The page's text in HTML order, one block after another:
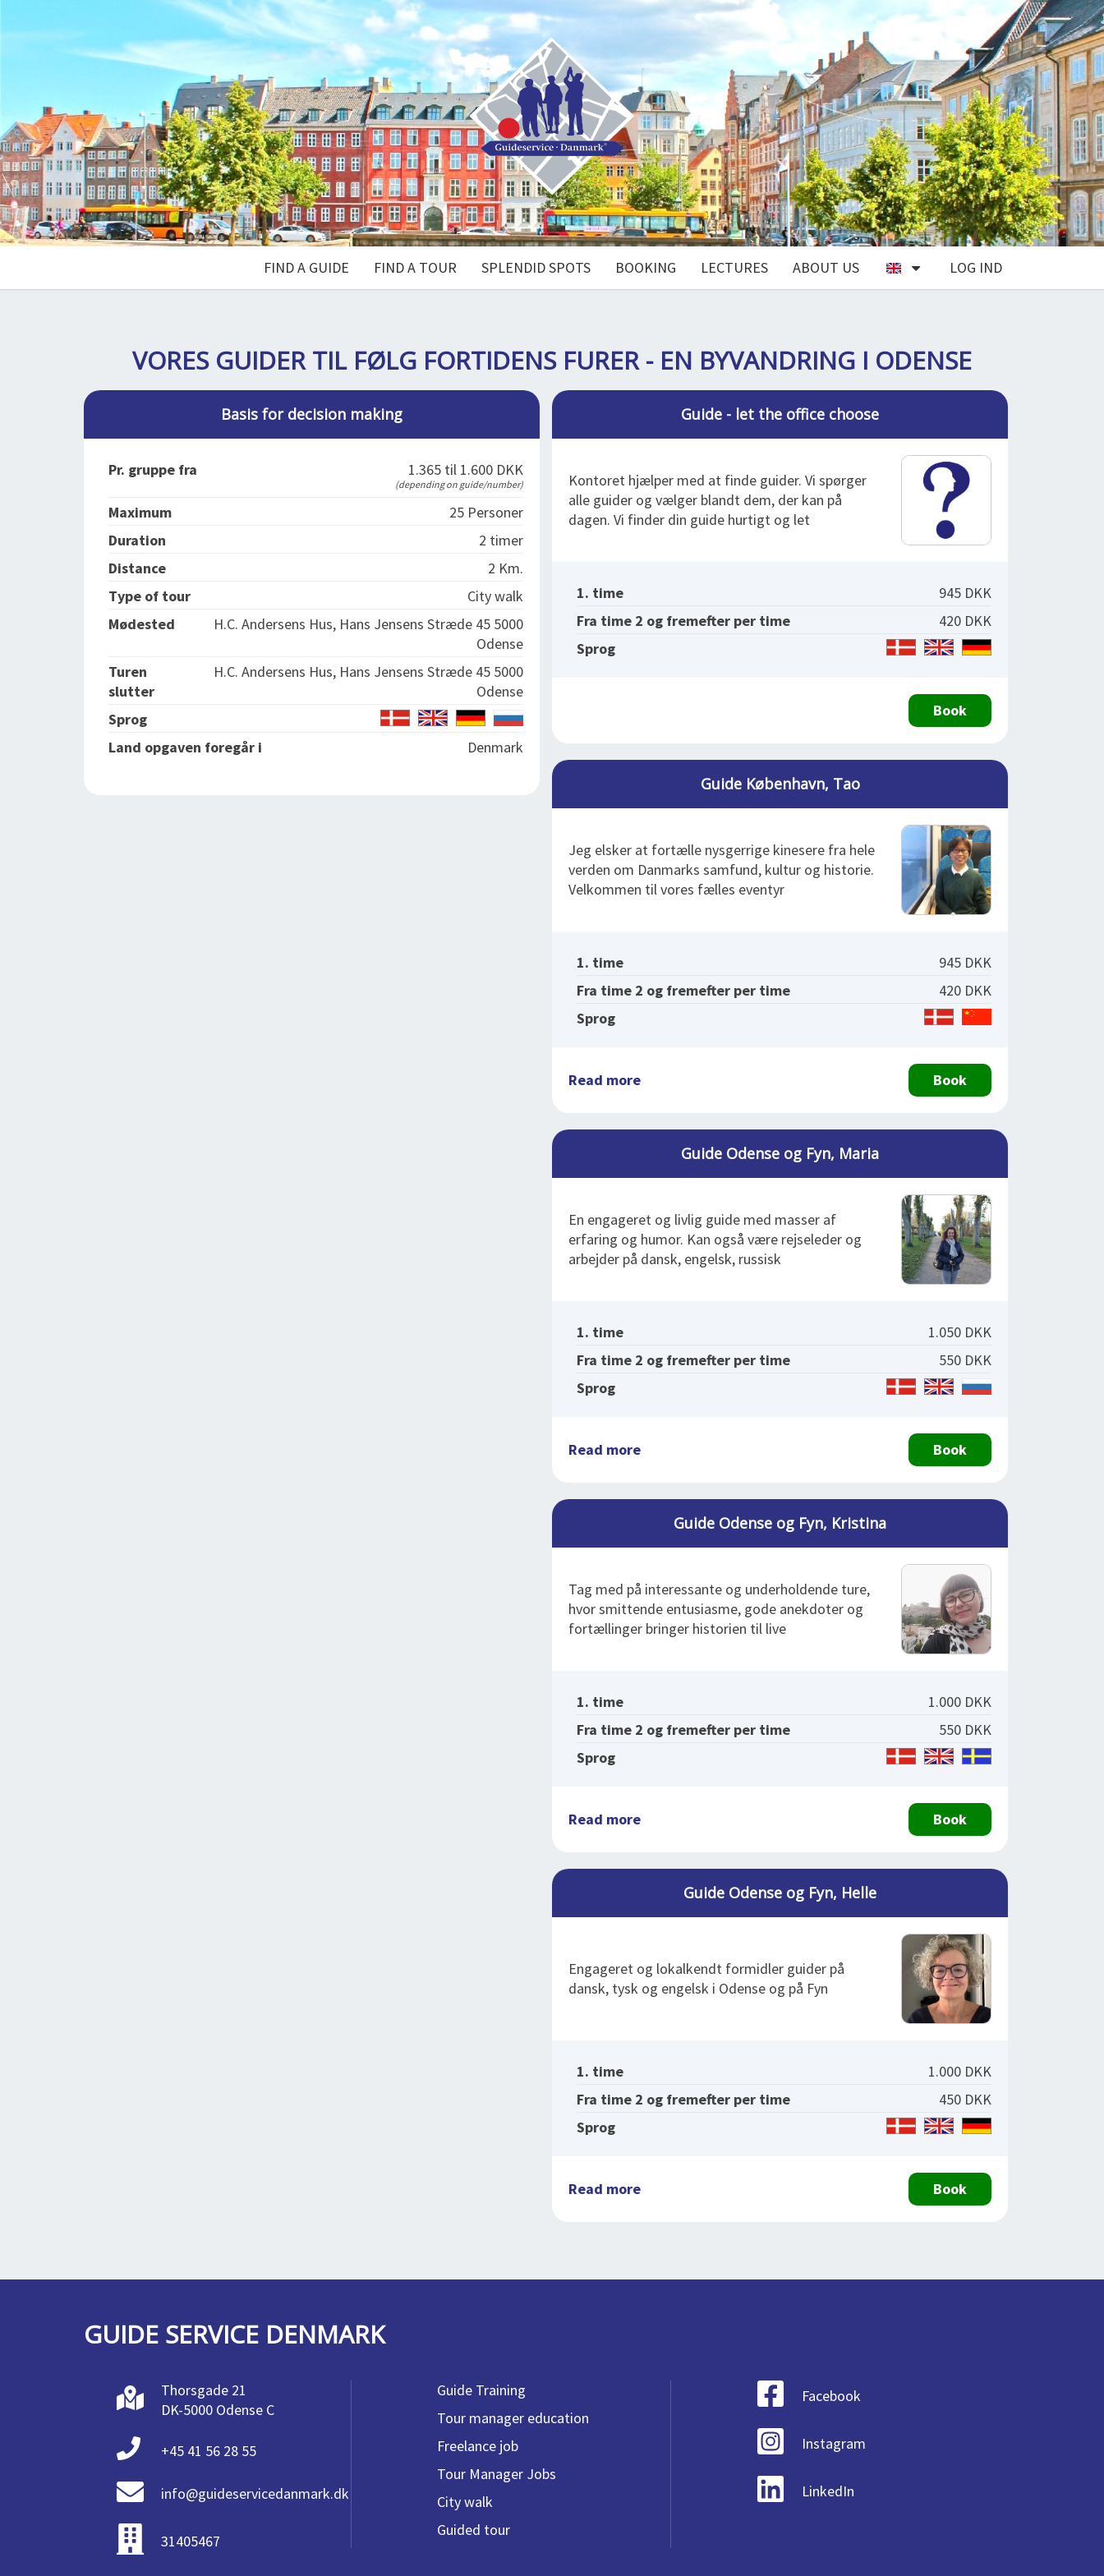
FIND A GUIDE FIND A TOUR SPLENDID SPOTS BOOKING LECTURES ABOUT US LOG IND
VORES GUIDER TIL FØLG FORTIDENS FURER - EN BYVANDRING I ODENSE
Basis for decision making
Pr. gruppe fra 1.365 til 1.600 DKK
(depending on guide/number)
Maximum
25 Personer
Duration
2 timer
Distance
2 Km.
Type of tour
City walk
Mødested
H.C. Andersens Hus, Hans Jensens Stræde 45 5000
Odense
Turen
slutter
H.C. Andersens Hus, Hans Jensens Stræde 45 5000
Odense
Sprog
Land opgaven foregår i
Denmark
Guide - let the office choose
Kontoret hjælper med at finde guider. Vi spørger
alle guider og vælger blandt dem, der kan på
dagen. Vi finder din guide hurtigt og let
1. time
945 DKK
Fra time 2 og fremefter per time
420 DKK
Sprog
Book
Guide København, Tao
Jeg elsker at fortælle nysgerrige kinesere fra hele
verden om Danmarks samfund, kultur og historie.
Velkommen til vores fælles eventyr
1. time
945 DKK
Fra time 2 og fremefter per time
420 DKK
Sprog
Read more Book
Guide Odense og Fyn, Maria
En engageret og livlig guide med masser af
erfaring og humor. Kan også være rejseleder og
arbejder på dansk, engelsk, russisk
1. time
1.050 DKK
Fra time 2 og fremefter per time
550 DKK
Sprog
Read more Book
Guide Odense og Fyn, Kristina
Tag med på interessante og underholdende ture,
hvor smittende entusiasme, gode anekdoter og
fortællinger bringer historien til live
1. time
1.000 DKK
Fra time 2 og fremefter per time
550 DKK
Sprog
Read more Book
Guide Odense og Fyn, Helle
Engageret og lokalkendt formidler guider på
dansk, tysk og engelsk i Odense og på Fyn
1. time
1.000 DKK
Fra time 2 og fremefter per time
450 DKK
Sprog
Read more Book
GUIDE SERVICE DENMARK
Thorsgade 21
DK-5000 Odense C
+45 41 56 28 55
info@guideservicedanmark.dk
31405467
Guide Training
Tour manager education
Freelance job
Tour Manager Jobs
City walk
Guided tour
Facebook
Instagram
LinkedIn